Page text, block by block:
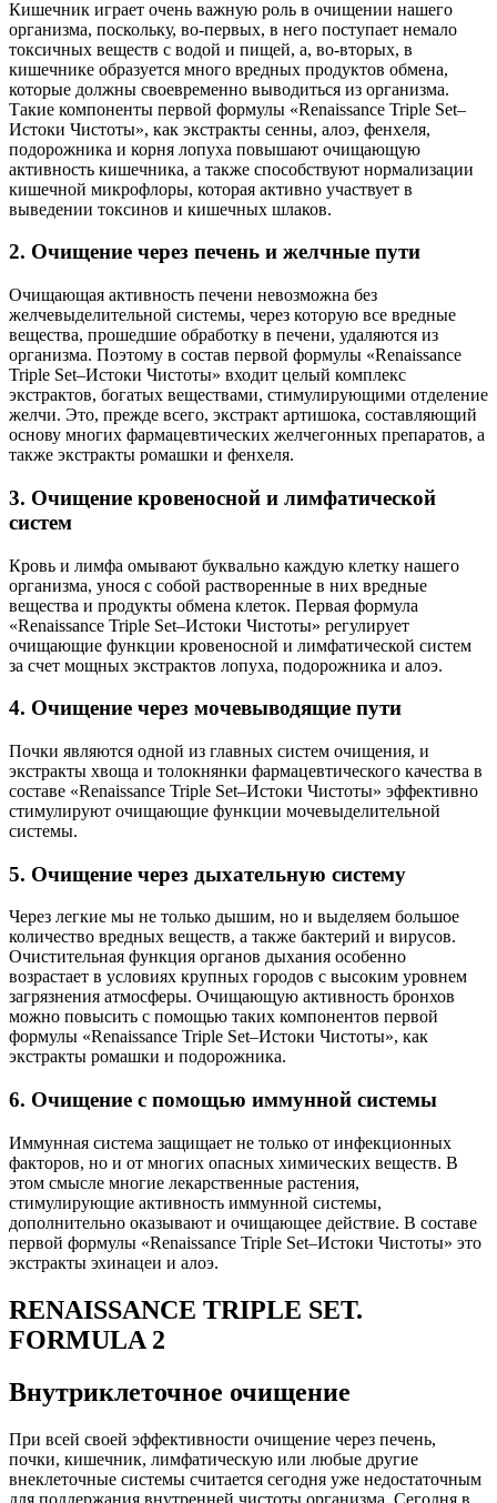
Кишечник играет очень важную роль в очищении нашего
организма, поскольку, во-первых, в него поступает немало
токсичных веществ с водой и пищей, а, во-вторых, в
кишечнике образуется много вредных продуктов обмена,
которые должны своевременно выводиться из организма.
Такие компоненты первой формулы «Renaissance Triple Set–
Истоки Чистоты», как экстракты сенны, алоэ, фенхеля,
подорожника и корня лопуха повышают очищающую
активность кишечника, а также способствуют нормализации
кишечной микрофлоры, которая активно участвует в
выведении токсинов и кишечных шлаков.
2. Очищение через печень и желчные пути
Очищающая активность печени невозможна без
желчевыделительной системы, через которую все вредные
вещества, прошедшие обработку в печени, удаляются из
организма. Поэтому в состав первой формулы «Renaissance
Triple Set–Истоки Чистоты» входит целый комплекс
экстрактов, богатых веществами, стимулирующими отделение
желчи. Это, прежде всего, экстракт артишока, составляющий
основу многих фармацевтических желчегонных препаратов, а
также экстракты ромашки и фенхеля.
3. Очищение кровеносной и лимфатической
систем
Кровь и лимфа омывают буквально каждую клетку нашего
организма, унося с собой растворенные в них вредные
вещества и продукты обмена клеток. Первая формула
«Renaissance Triple Set–Истоки Чистоты» регулирует
очищающие функции кровеносной и лимфатической систем
за счет мощных экстрактов лопуха, подорожника и алоэ.
4. Очищение через мочевыводящие пути
Почки являются одной из главных систем очищения, и
экстракты хвоща и толокнянки фармацевтического качества в
составе «Renaissance Triple Set–Истоки Чистоты» эффективно
стимулируют очищающие функции мочевыделительной
системы.
5. Очищение через дыхательную систему
Через легкие мы не только дышим, но и выделяем большое
количество вредных веществ, а также бактерий и вирусов.
Очистительная функция органов дыхания особенно
возрастает в условиях крупных городов с высоким уровнем
загрязнения атмосферы. Очищающую активность бронхов
можно повысить с помощью таких компонентов первой
формулы «Renaissance Triple Set–Истоки Чистоты», как
экстракты ромашки и подорожника.
6. Очищение с помощью иммунной системы
Иммунная система защищает не только от инфекционных
факторов, но и от многих опасных химических веществ. В
этом смысле многие лекарственные растения,
стимулирующие активность иммунной системы,
дополнительно оказывают и очищающее действие. В составе
первой формулы «Renaissance Triple Set–Истоки Чистоты» это
экстракты эхинацеи и алоэ.
RENAISSANCE TRIPLE SET.
FORMULA 2
Внутриклеточное очищение
При всей своей эффективности очищение через печень,
почки, кишечник, лимфатическую или любые другие
внеклеточные системы считается сегодня уже недостаточным
для поддержания внутренней чистоты организма. Сегодня в